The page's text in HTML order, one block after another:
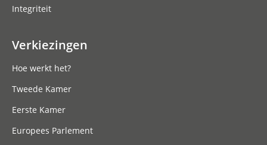
Integriteit
Verkiezingen
Hoe werkt het?
Tweede Kamer
Eerste Kamer
Europees Parlement